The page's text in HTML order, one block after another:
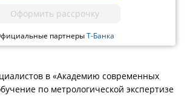
Оформить рассрочку
партнерыТ-Банка
в «Академию современных
по метрологической экспертизе